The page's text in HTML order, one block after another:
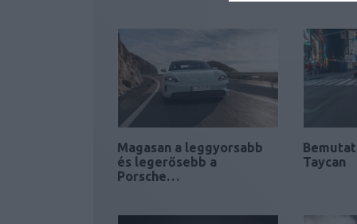
Magasan a leggyorsabb
és legerősebb a
Porsche…
Taycan